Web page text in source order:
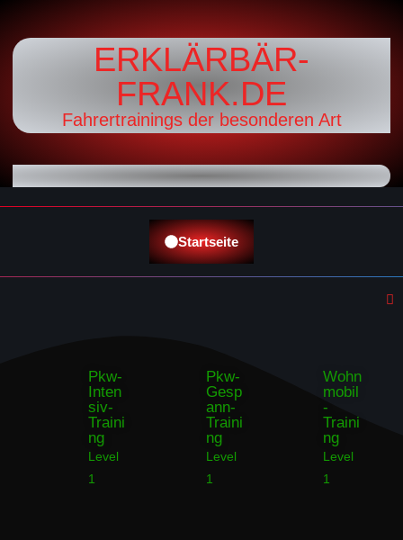
ERKLÄRBÄR-
FRANK.DE
Fahrertrainings der besonderen Art
Startseite
Pkw-
Inten
siv-
Traini
ng
Level
1
Pkw-
Gesp
ann-
Traini
ng
Level
1
Wohn
mobil
-
Traini
ng
Level
1